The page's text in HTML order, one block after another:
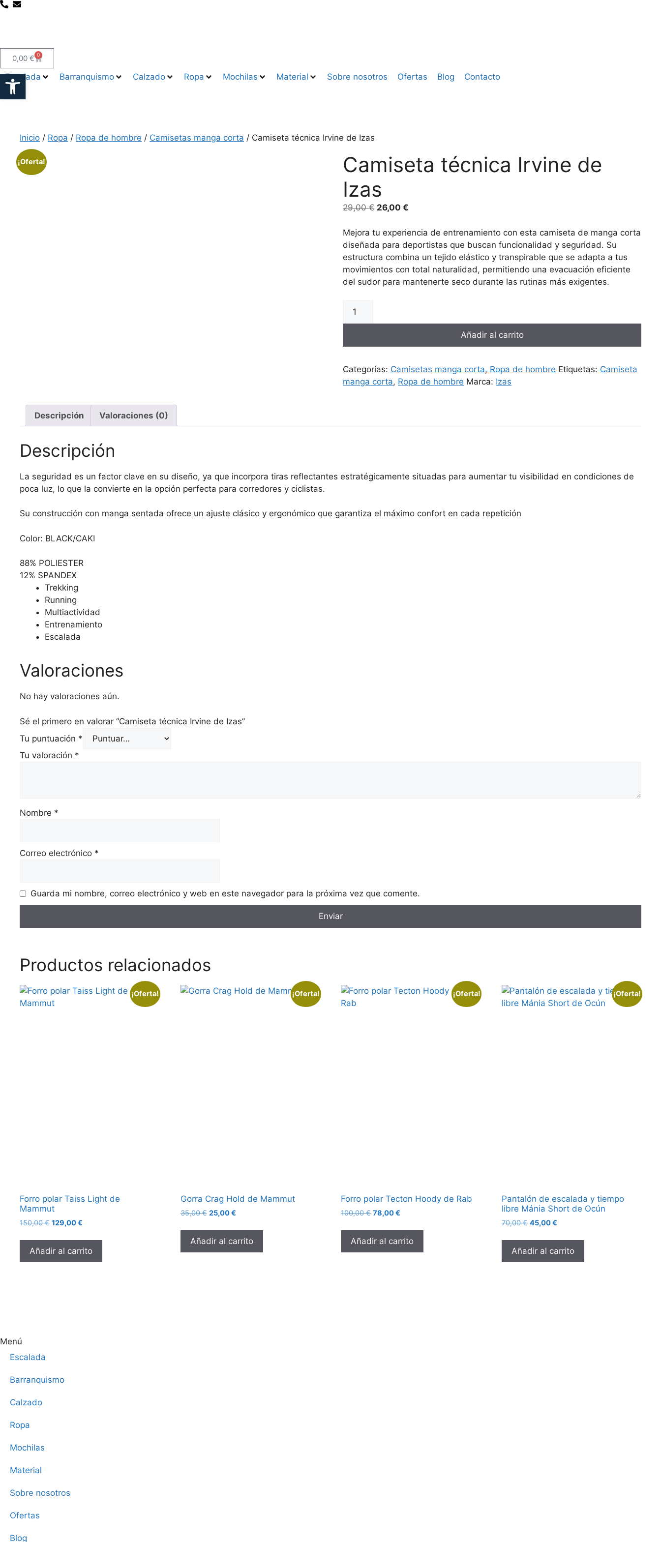
0,00 € 0
Escalada Barranquismo Calzado Ropa Mochilas Material Sobre nosotros Ofertas Blog Contacto
Inicio / Ropa / Ropa de hombre / Camisetas manga corta / Camiseta técnica Irvine de Izas
¡Oferta!
Camiseta técnica Irvine de
Izas
29,00€ 26,00€
Mejora tu experiencia de entrenamiento con esta camiseta de manga corta
diseñada para deportistas que buscan funcionalidad y seguridad. Su
estructura combina un tejido elástico y transpirable que se adapta a tus
movimientos con total naturalidad, permitiendo una evacuación eficiente
del sudor para mantenerte seco durante las rutinas más exigentes.
Añadir al carrito
Categorías: Camisetas manga corta, Ropa de hombre Etiquetas: Camiseta
manga corta, Ropa de hombre Marca: Izas
Descripción Valoraciones (0)
Descripción
La seguridad es un factor clave en su diseño, ya que incorpora tiras reflectantes estratégicamente situadas para aumentar tu visibilidad en condiciones de
poca luz, lo que la convierte en la opción perfecta para corredores y ciclistas.
Su construcción con manga sentada ofrece un ajuste clásico y ergonómico que garantiza el máximo confort en cada repetición
Color: BLACK/CAKI
88% POLIESTER
12% SPANDEX
Trekking
Running
Multiactividad
Entrenamiento
Escalada
Valoraciones
No hay valoraciones aún.
Sé el primero en valorar “Camiseta técnica Irvine de Izas”
Tu puntuación *
Tu valoración *
Nombre *
Correo electrónico *
Guarda mi nombre, correo electrónico y web en este navegador para la próxima vez que comente.
Productos relacionados
¡Oferta!
Forro polar Taiss Light de
Mammut
150,00€ 129,00€
Añadir al carrito
¡Oferta!
Gorra Crag Hold de Mammut
35,00€ 25,00€
Añadir al carrito
¡Oferta!
Forro polar Tecton Hoody de Rab
100,00€ 78,00€
Añadir al carrito
¡Oferta!
Pantalón de escalada y tiempo
libre Mánia Short de Ocún
70,00€ 45,00€
Añadir al carrito
Menú
Escalada
Barranquismo
Calzado
Ropa
Mochilas
Material
Sobre nosotros
Ofertas
Blog
Abrir barra de herramientas